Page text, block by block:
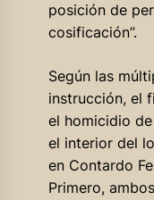
posición de
cosificación”.
Según las
instrucción, el
el homicidio
el interior del
en Contardo
Primero,